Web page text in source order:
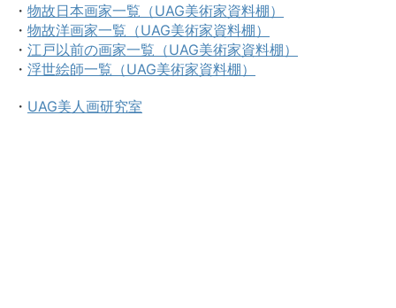
・ 物故日本画家一覧（UAG美術家資料棚）
・ 物故洋画家一覧（UAG美術家資料棚）
・ 江戸以前の画家一覧（UAG美術家資料棚）
・ 浮世絵師一覧（UAG美術家資料棚）
・ UAG美人画研究室